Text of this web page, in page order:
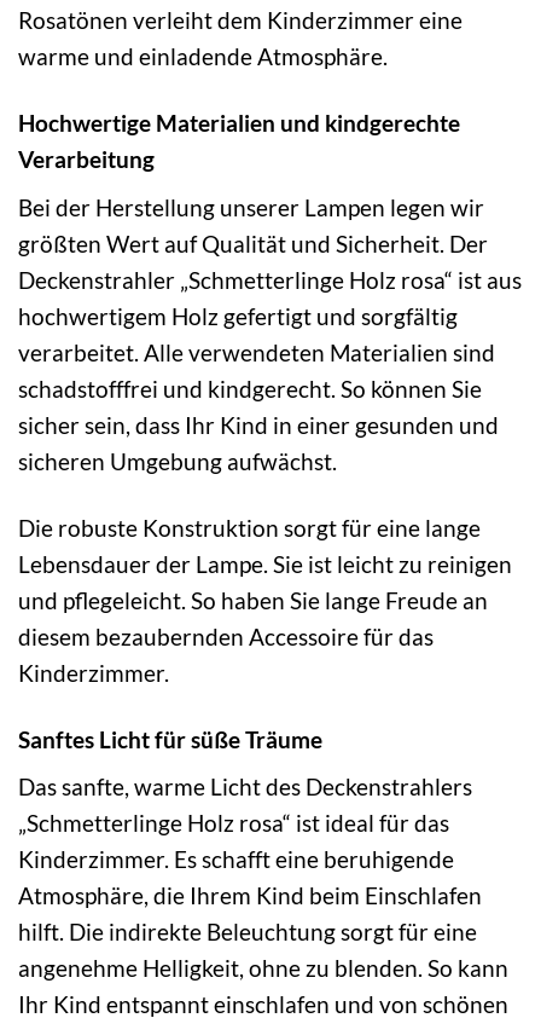
Rosatönen verleiht dem Kinderzimmer eine
warme und einladende Atmosphäre.
Hochwertige Materialien und kindgerechte
Verarbeitung
Bei der Herstellung unserer Lampen legen wir
größten Wert auf Qualität und Sicherheit. Der
Deckenstrahler „Schmetterlinge Holz rosa“ ist aus
hochwertigem Holz gefertigt und sorgfältig
verarbeitet. Alle verwendeten Materialien sind
schadstofffrei und kindgerecht. So können Sie
sicher sein, dass Ihr Kind in einer gesunden und
sicheren Umgebung aufwächst.
Die robuste Konstruktion sorgt für eine lange
Lebensdauer der Lampe. Sie ist leicht zu reinigen
und pflegeleicht. So haben Sie lange Freude an
diesem bezaubernden Accessoire für das
Kinderzimmer.
Sanftes Licht für süße Träume
Das sanfte, warme Licht des Deckenstrahlers
„Schmetterlinge Holz rosa“ ist ideal für das
Kinderzimmer. Es schafft eine beruhigende
Atmosphäre, die Ihrem Kind beim Einschlafen
hilft. Die indirekte Beleuchtung sorgt für eine
angenehme Helligkeit, ohne zu blenden. So kann
Ihr Kind entspannt einschlafen und von schönen